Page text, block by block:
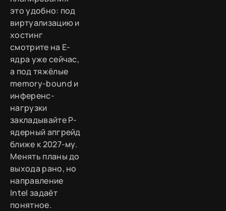
это удобно: под
виртуализацию и
хостинг
смотрите на E-
ядра уже сейчас,
а под тяжёлые
memory-bound и
инференс-
нагрузки
закладывайте P-
ядерный апгрейд
ближе к 2027-му.
Менять планы до
выхода рано, но
направление
Intel задаёт
понятное.